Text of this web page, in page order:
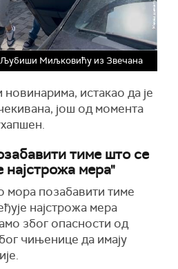
Љубиши Миљковићу из Звечана
новинарима, истакао да је
још од момента
тиме што се
најстрожа мера"
мора позабавити тиме
најстрожа мера
због опасности од
чињенице да имају